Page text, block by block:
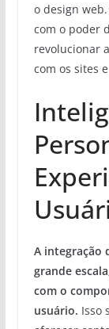
o design
com o poder
revolucionar
com os sites
A integração
grande
com o
usuário. Isso